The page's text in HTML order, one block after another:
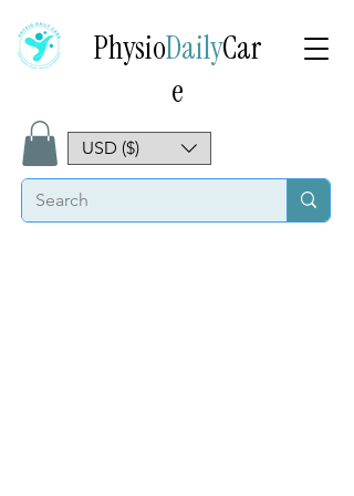
PhysioDailyCar
e
USD ($)